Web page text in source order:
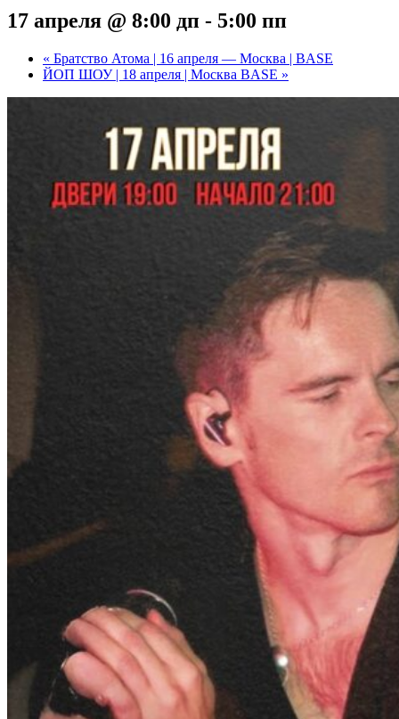
17 апреля @ 8:00 дп - 5:00 пп
« Братство Атома | 16 апреля — Москва | BASE
ЙОП ШОУ | 18 апреля | Москва BASE »